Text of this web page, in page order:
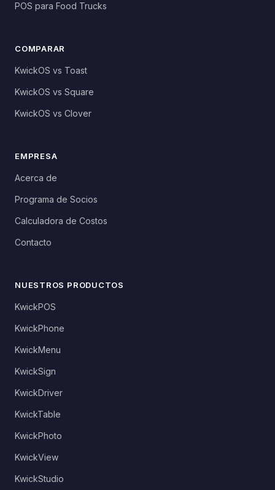
POS para Food Trucks
COMPARAR
KwickOS vs Toast
KwickOS vs Square
KwickOS vs Clover
EMPRESA
Acerca de
Programa de Socios
Calculadora de Costos
Contacto
NUESTROS PRODUCTOS
KwickPOS
KwickPhone
KwickMenu
KwickSign
KwickDriver
KwickTable
KwickPhoto
KwickView
KwickStudio